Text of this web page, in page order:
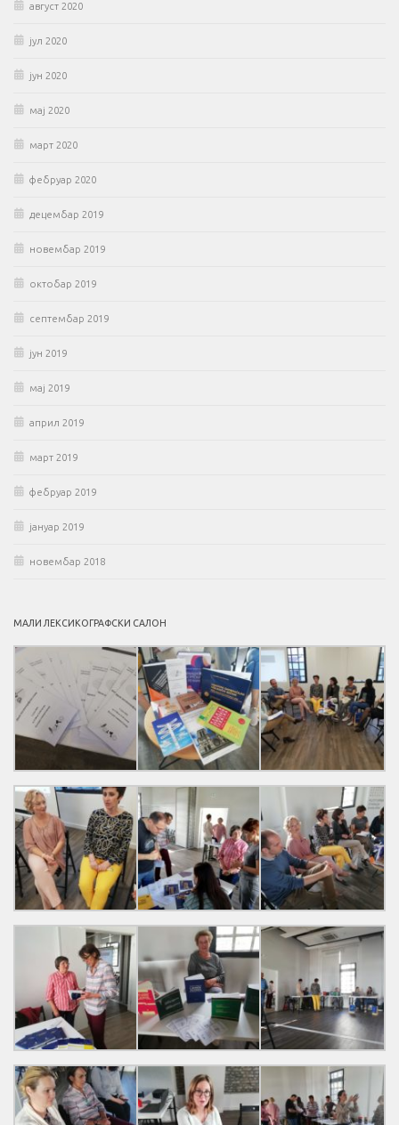
август 2020
јул 2020
јун 2020
мај 2020
март 2020
фебруар 2020
децембар 2019
новембар 2019
октобар 2019
септембар 2019
јун 2019
мај 2019
април 2019
март 2019
фебруар 2019
јануар 2019
новембар 2018
МАЛИ ЛЕКСИКОГРАФСКИ САЛОН